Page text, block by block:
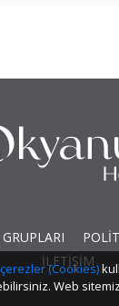
İLETİŞİM
çerezler (Cookies)
Web